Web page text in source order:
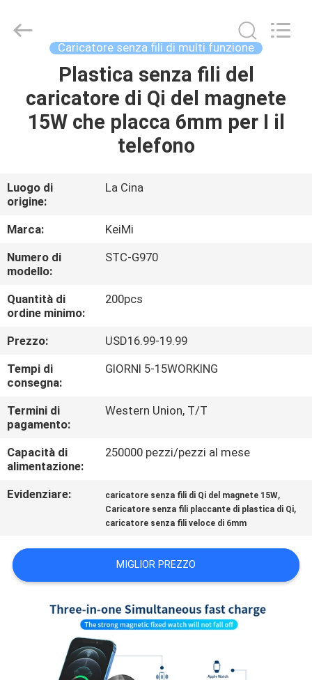
PRODOTTI
NOI
GIRO
DELLA
FABBRICA
CONTROLLO
DI
QUALITÀ
CONTATTICI
RICHIEDA
MAPPA
DEL
PRIVACY
POLICY
Ltd..
Caricatore senza fili di multi funzione
Plastica senza fili del
caricatore di Qi del magnete
15W che placca 6mm per I il
telefono
Luogo di
origine:
La Cina
Marca:
KeiMi
Numero di
modello:
STC-G970
Quantità di
ordine minimo:
200pcs
Prezzo:
USD16.99-19.99
Tempi di
consegna:
GIORNI 5-15WORKING
Termini di
pagamento:
Western Union, T/T
Capacità di
alimentazione:
250000 pezzi/pezzi al mese
Evidenziare: caricatore senza fili di Qi del magnete 15W,
Caricatore senza fili placcante di plastica di Qi,
caricatore senza fili veloce di 6mm
MIGLIOR PREZZO